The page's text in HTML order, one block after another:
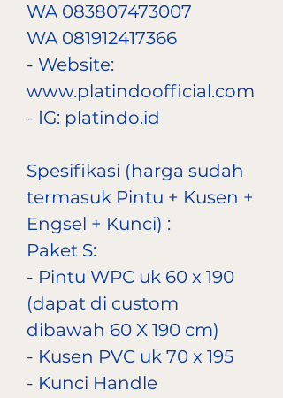
WA 083807473007
WA 081912417366
- Website:
www.platindoofficial.com
- IG: platindo.id
Spesifikasi (harga sudah
termasuk Pintu + Kusen +
Engsel + Kunci) :
Paket S:
- Pintu WPC uk 60 x 190
(dapat di custom
dibawah 60 X 190 cm)
- Kusen PVC uk 70 x 195
- Kunci Handle